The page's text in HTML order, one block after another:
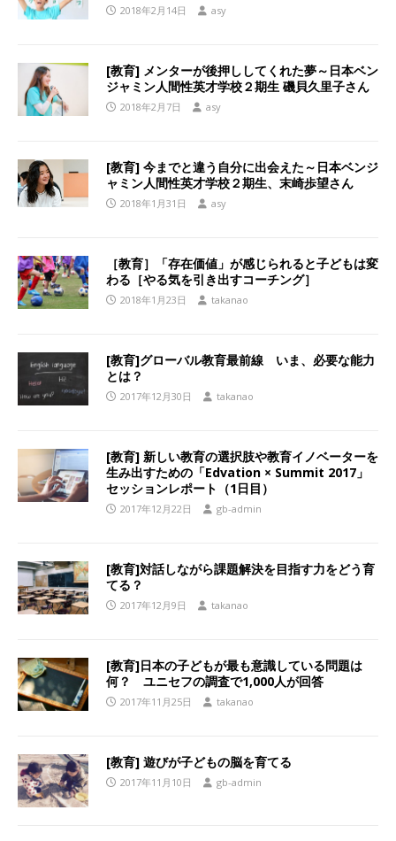
2018年2月14日 asy
[教育] メンターが後押ししてくれた夢～日本ベン
ジャミン人間性英才学校２期生 磯貝久里子さん
2018年2月7日 asy
[教育] 今までと違う自分に出会えた～日本ベンジ
ャミン人間性英才学校２期生、末崎歩望さん
2018年1月31日 asy
［教育］「存在価値」が感じられると子どもは変
わる［やる気を引き出すコーチング］
2018年1月23日 takanao
[教育]グローバル教育最前線 いま、必要な能力
とは？
2017年12月30日 takanao
[教育] 新しい教育の選択肢や教育イノベーターを
生み出すための「Edvation × Summit 2017」
セッションレポート（1日目）
2017年12月22日 gb-admin
[教育]対話しながら課題解決を目指す力をどう育
てる？
2017年12月9日 takanao
[教育]日本の子どもが最も意識している問題は
何？ ユニセフの調査で1,000人が回答
2017年11月25日 takanao
[教育] 遊びが子どもの脳を育てる
2017年11月10日 gb-admin